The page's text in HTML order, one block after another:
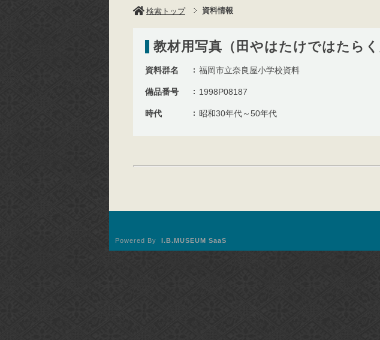
検索トップ 資料情報
教材用写真（田やはたけではたらく
資料群名 福岡市立奈良屋小学校資料
備品番号 1998P08187
時代 昭和30年代～50年代
Powered By I.B.MUSEUM SaaS